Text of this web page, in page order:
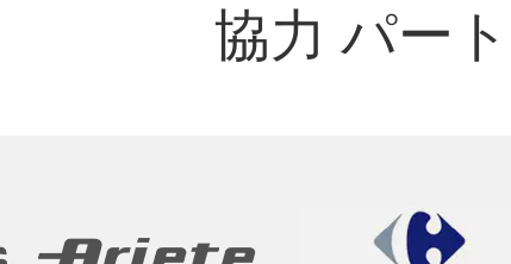
協力 パー